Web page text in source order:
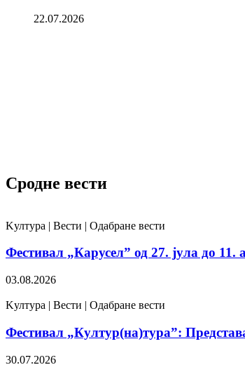
22.07.2026
Сродне вести
Kултура | Вести | Одабране вести
Фестивал „Карусел” од 27. јула до 11.
03.08.2026
Kултура | Вести | Одабране вести
Фестивал „Култур(на)тура”:
30.07.2026